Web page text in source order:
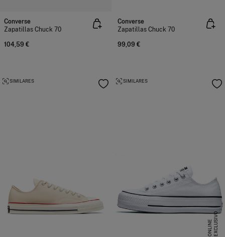
Converse
Zapatillas Chuck 70
104,59 €
Converse
Zapatillas Chuck 70
99,09 €
SIMILARES
E
X
C
L
U
SI
V
O
O
N
L
I
N
E
SIMILARES